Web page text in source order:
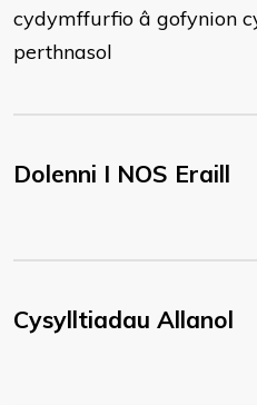
cydymffurfio â gofynion
perthnasol
Dolenni I NOS Eraill
Cysylltiadau Allanol